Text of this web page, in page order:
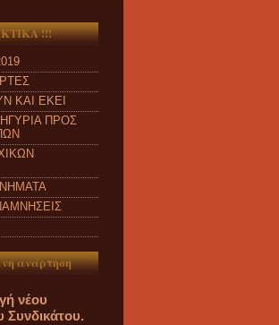
και από ώρα 09:00 π.μ. έως 04:00
!!!
ΚΑΙ ΕΚΕΙ
ΠΡΟΣ
ανάρτηση
νέου
Συνδικάτου.